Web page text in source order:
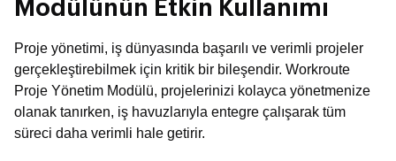
Modülünün Etkin Kullanımı
Proje yönetimi, iş dünyasında başarılı ve verimli projeler
gerçekleştirebilmek için kritik bir bileşendir. Workroute
Proje Yönetim Modülü, projelerinizi kolayca yönetmenize
olanak tanırken, iş havuzlarıyla entegre çalışarak tüm
süreci daha verimli hale getirir.